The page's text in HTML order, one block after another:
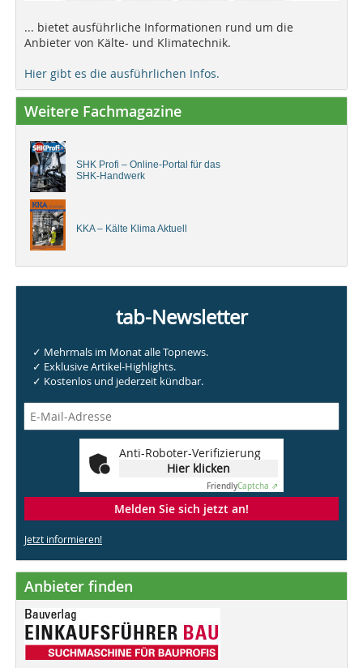
... bietet ausführliche Informationen rund um die
Anbieter von Kälte- und Klimatechnik.
Hier gibt es die ausführlichen Infos.
Weitere Fachmagazine
SHK Profi – Online-Portal für das
SHK-Handwerk
KKA – Kälte Klima Aktuell
tab-Newsletter
✓ Mehrmals im Monat alle Topnews.
✓ Exklusive Artikel-Highlights.
✓ Kostenlos und jederzeit kündbar.
Anti-Roboter-Verifizierung
Hier klicken
FriendlyCaptcha ⇗
Melden Sie sich jetzt an!
Jetzt informieren!
Anbieter finden